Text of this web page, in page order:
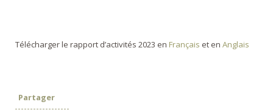
Télécharger le rapport d’activités 2023 en Français et en Anglais
Partager